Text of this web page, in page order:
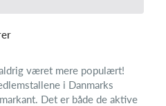
været mere populært!
i Danmarks
Det er både de aktive